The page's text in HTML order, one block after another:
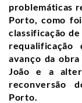
problemáticas
Porto, como
classificação
requalificação
avanço da
João e a
reconversão
Porto.